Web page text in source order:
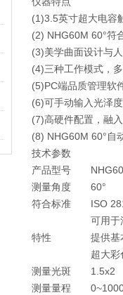
(1)3.5英寸超大电容
(2) NHG60M 60°符
(3)美学曲面设计与
(4)三种工作模式，
(5)PC端品质管理软
(6)可手动输入光泽
(7)高硬件配置，融
(8) NHG60M 60°自
技术参数
产品型号
测量角度
60°
符合标准
ISO
特性
可用于
提供基
超大
测量光斑
1.5x2
测量量程